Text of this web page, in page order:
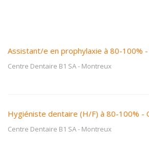
Assistant/e en prophylaxie à 80-100% -
Centre Dentaire B1 SA- Montreux
Hygiéniste dentaire (H/F) à 80-100% -
Centre Dentaire B1 SA- Montreux